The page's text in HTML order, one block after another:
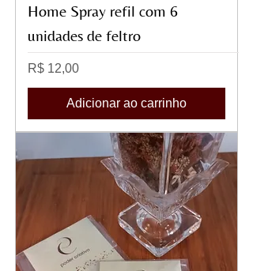
Home Spray refil com 6
unidades de feltro
Preço
R$ 12,00
Adicionar ao carrinho